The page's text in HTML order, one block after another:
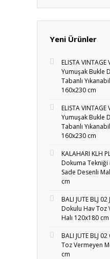
Yeni Ürünler
ELISTA
Yumuşak Bukle
Tabanlı
160x230 cm
ELISTA
Yumuşak Bukle
Tabanlı
160x230 cm
KALAHARI KLH
Dokuma
Sade Desenli
cm
BALI JUTE BLJ 02
Dokulu Hav Toz
Halı 120x180 cm
BALI JUTE BLJ
Toz Vermeyen
cm